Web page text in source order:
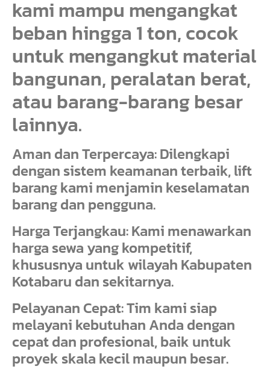
kami mampu mengangkat
beban hingga 1 ton, cocok
untuk mengangkut material
bangunan, peralatan berat,
atau barang-barang besar
lainnya.
Aman dan Terpercaya: Dilengkapi
dengan sistem keamanan terbaik, lift
barang kami menjamin keselamatan
barang dan pengguna.
Harga Terjangkau: Kami menawarkan
harga sewa yang kompetitif,
khususnya untuk wilayah Kabupaten
Kotabaru dan sekitarnya.
Pelayanan Cepat: Tim kami siap
melayani kebutuhan Anda dengan
cepat dan profesional, baik untuk
proyek skala kecil maupun besar.